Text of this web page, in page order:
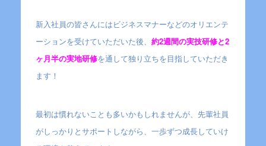
新入社員の皆さんにはビジネスマナーなどのオリエンテ
ーションを受けていただいた後、 約2週間の実技研修と2
ヶ月半の実地研修を通して独り立ちを目指していただき
ます！
最初は慣れないことも多いかもしれませんが、先輩社員
がしっかりとサポートしながら、一歩ずつ成長していけ